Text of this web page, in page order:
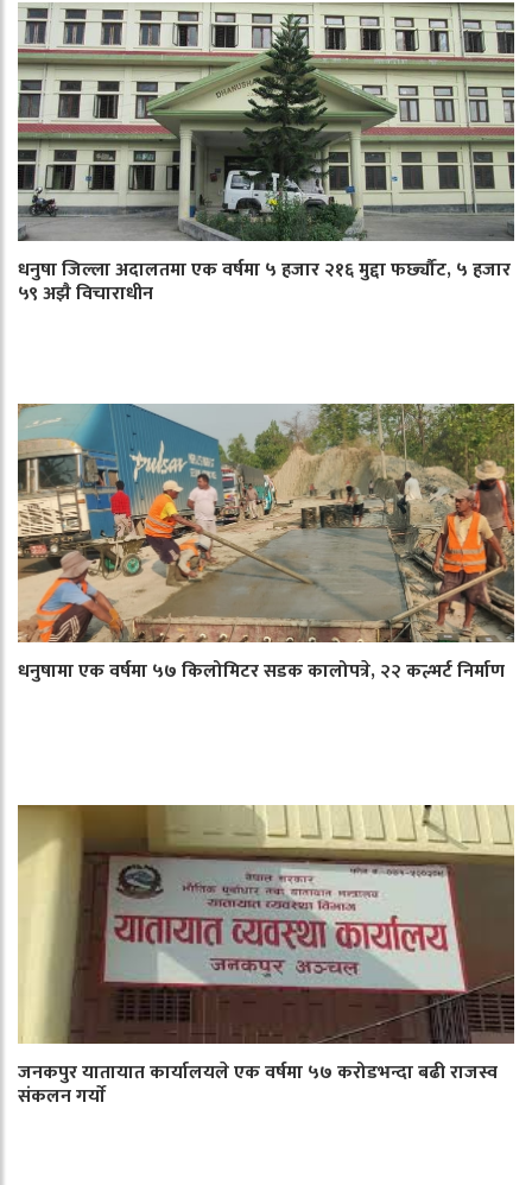
धनुषा जिल्ला अदालतमा एक वर्षमा ५ हजार २१६ मुद्दा फर्छ्यौट, ५ हजार
५९ अझै विचाराधीन
धनुषामा एक वर्षमा ५७ किलोमिटर सडक कालोपत्रे, २२ कल्भर्ट निर्माण
जनकपुर यातायात कार्यालयले एक वर्षमा ५७ करोडभन्दा बढी राजस्व
संकलन गर्याे